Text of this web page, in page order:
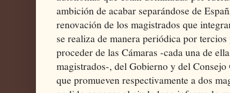
ambición de acabar separándose de
renovación de los magistrados que
se realiza de manera periódica por
proceder de las Cámaras -cada una de
magistrados-, del Gobierno y del
que promueven respectivamente a dos